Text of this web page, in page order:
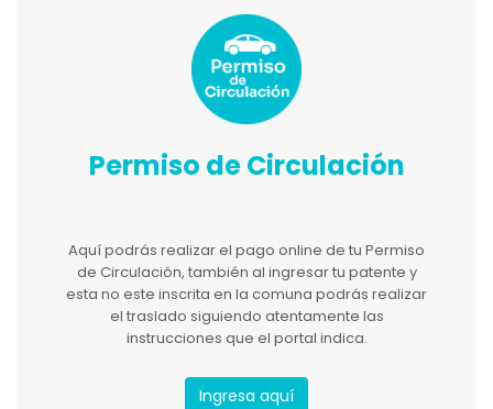
Permiso de Circulación
Aquí podrás realizar el pago online de tu Permiso
de Circulación, también al ingresar tu patente y
esta no este inscrita en la comuna podrás realizar
el traslado siguiendo atentamente las
instrucciones que el portal indica.
Ingresa aquí